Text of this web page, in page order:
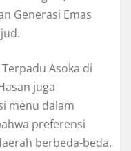
Generasi Emas
Asoka di
juga
menu dalam
preferensi
berbeda-beda.